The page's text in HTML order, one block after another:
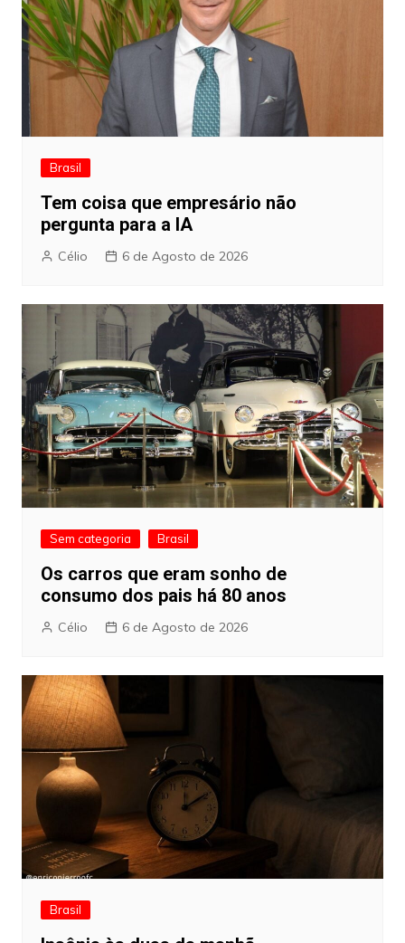
Brasil
Tem coisa que empresário não
pergunta para a IA
Célio 6 de Agosto de 2026
Sem categoria Brasil
Os carros que eram sonho de
consumo dos pais há 80 anos
Célio 6 de Agosto de 2026
Brasil